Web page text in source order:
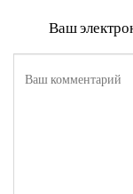
Ваш